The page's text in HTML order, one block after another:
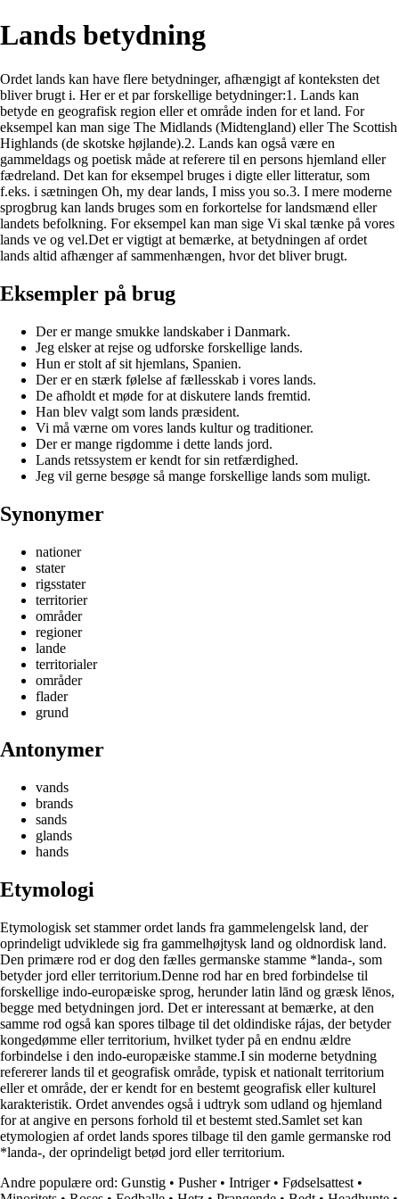
Lands betydning
Ordet lands kan have flere betydninger, afhængigt af konteksten det
bliver brugt i. Her er et par forskellige betydninger:1. Lands kan
betyde en geografisk region eller et område inden for et land. For
eksempel kan man sige The Midlands (Midtengland) eller The Scottish
Highlands (de skotske højlande).2. Lands kan også være en
gammeldags og poetisk måde at referere til en persons hjemland eller
fædreland. Det kan for eksempel bruges i digte eller litteratur, som
f.eks. i sætningen Oh, my dear lands, I miss you so.3. I mere moderne
sprogbrug kan lands bruges som en forkortelse for landsmænd eller
landets befolkning. For eksempel kan man sige Vi skal tænke på vores
lands ve og vel.Det er vigtigt at bemærke, at betydningen af ordet
lands altid afhænger af sammenhængen, hvor det bliver brugt.
Eksempler på brug
Der er mange smukke landskaber i Danmark.
Jeg elsker at rejse og udforske forskellige lands.
Hun er stolt af sit hjemlans, Spanien.
Der er en stærk følelse af fællesskab i vores lands.
De afholdt et møde for at diskutere lands fremtid.
Han blev valgt som lands præsident.
Vi må værne om vores lands kultur og traditioner.
Der er mange rigdomme i dette lands jord.
Lands retssystem er kendt for sin retfærdighed.
Jeg vil gerne besøge så mange forskellige lands som muligt.
Synonymer
nationer
stater
rigsstater
territorier
områder
regioner
lande
territorialer
områder
flader
grund
Antonymer
vands
brands
sands
glands
hands
Etymologi
Etymologisk set stammer ordet lands fra gammelengelsk land, der
oprindeligt udviklede sig fra gammelhøjtysk land og oldnordisk land.
Den primære rod er dog den fælles germanske stamme *landa-, som
betyder jord eller territorium.Denne rod har en bred forbindelse til
forskellige indo-europæiske sprog, herunder latin lānd og græsk lēnos,
begge med betydningen jord. Det er interessant at bemærke, at den
samme rod også kan spores tilbage til det oldindiske rájas, der betyder
kongedømme eller territorium, hvilket tyder på en endnu ældre
forbindelse i den indo-europæiske stamme.I sin moderne betydning
refererer lands til et geografisk område, typisk et nationalt territorium
eller et område, der er kendt for en bestemt geografisk eller kulturel
karakteristik. Ordet anvendes også i udtryk som udland og hjemland
for at angive en persons forhold til et bestemt sted.Samlet set kan
etymologien af ordet lands spores tilbage til den gamle germanske rod
*landa-, der oprindeligt betød jord eller territorium.
Andre populære ord: Gunstig • Pusher• Intriger• Fødselsattest •